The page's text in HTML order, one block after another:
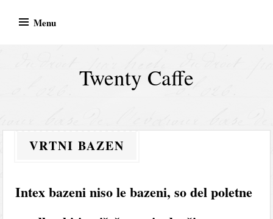
Menu
Twenty Caffe
VRTNI BAZEN
Intex bazeni niso le bazeni, so del poletne